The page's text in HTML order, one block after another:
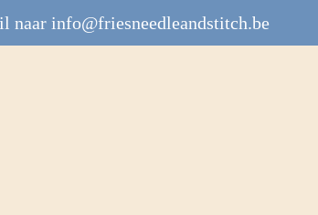
naar info@friesneedleandstitch.be